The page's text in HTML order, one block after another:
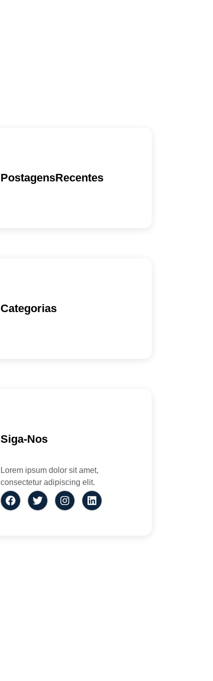
PostagensRecentes
Categorias
Siga-Nos
Lorem ipsum dolor sit amet,
consectetur adipiscing elit.